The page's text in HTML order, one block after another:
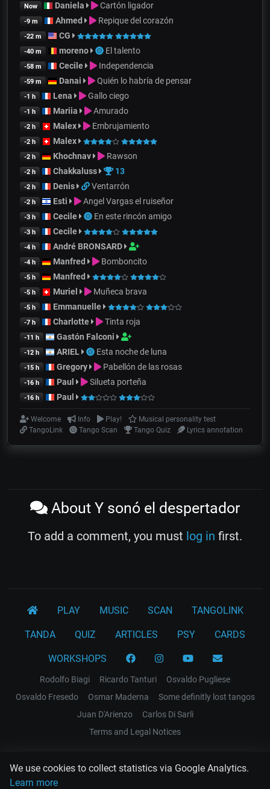
We use cookies to collect statistics via Google Analytics.
Learn more
Now Daniela Cartón ligador
-9 m Ahmed Repique del corazón
-22 m CG
-40 m moreno El talento
-58 m Cecile Independencia
-59 m Danai Quién lo habría de pensar
-1 h Lena Gallo ciego
-1 h Mariia Amurado
-2 h Malex Embrujamiento
-2 h Malex
-2 h Khochnav Rawson
-2 h Chakkaluss 13
-2 h Denis Ventarrón
-2 h Esti Angel Vargas el ruiseñor
-3 h Cecile En este rincón amigo
-3 h Cecile
-4 h André BRONSARD
-4 h Manfred Bomboncito
-5 h Manfred
-5 h Muriel Muñeca brava
-5 h Emmanuelle
-7 h Charlotte Tinta roja
-11 h Gastón Falconi
-12 h ARIEL Esta noche de luna
-15 h Gregory Pabellón de las rosas
-16 h Paul Silueta porteña
-16 h Paul
Welcome Info Play!
Musical personality test
TangoLink
Tango Scan Tango Quiz Lyrics annotation
About Y sonó el despertador
To add a comment, you must log in first.
PLAY MUSIC SCAN TANGOLINK
TANDA QUIZ ARTICLES PSY CARDS
WORKSHOPS
Rodolfo Biagi Ricardo Tanturi
Osvaldo Pugliese
Osvaldo Fresedo
Osmar Maderna
Some definitly lost tangos
Juan D'Arienzo
Carlos Di Sarli
Terms and Legal Notices
EL RECODO TANGO